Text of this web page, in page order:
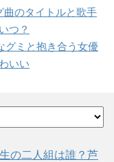
曲のタイトルと歌手
つ？
グミと抱き合う女優
いい
の二人組は誰？芦